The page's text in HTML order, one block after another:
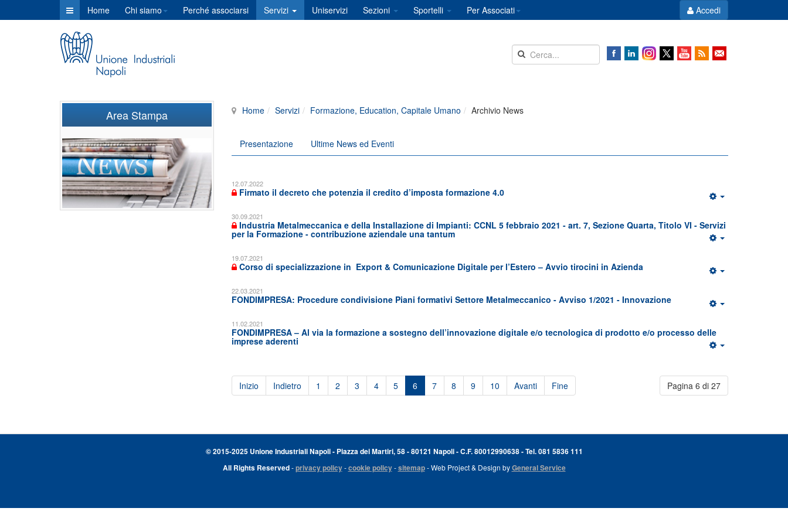
Home Chi siamo Perché associarsi Servizi Uniservizi Sezioni Sportelli Per Associati Accedi
Home Servizi Formazione, Education, Capitale Umano Archivio News
Presentazione Ultime News ed Eventi
12.07.2022
Firmato il decreto che potenzia il credito d’imposta formazione 4.0
30.09.2021
Industria Metalmeccanica e della Installazione di Impianti: CCNL 5 febbraio 2021 - art. 7, Sezione Quarta, Titolo VI - Servizi
per la Formazione - contribuzione aziendale una tantum
19.07.2021
Corso di specializzazione in Export & Comunicazione Digitale per l’Estero – Avvio tirocini in Azienda
22.03.2021
FONDIMPRESA: Procedure condivisione Piani formativi Settore Metalmeccanico - Avviso 1/2021 - Innovazione
11.02.2021
FONDIMPRESA – Al via la formazione a sostegno dell’innovazione digitale e/o tecnologica di prodotto e/o processo delle
imprese aderenti
Pagina 6 di 27
Inizio Indietro 1 2 3 4 5 6 7 8 9 10 Avanti Fine
Area Stampa
© 2015-2025 Unione Industriali Napoli - Piazza dei Martiri, 58 - 80121 Napoli - C.F. 80012990638 - Tel. 081 5836 111
All Rights Reserved-privacy policy-cookie policy-sitemap- Web Project & Design byGeneral Service